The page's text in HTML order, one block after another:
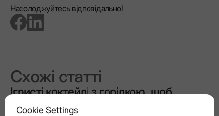
Cookie Settings
Насолоджуйтесь відповідально!
go to facebook page go to linkedin page
Схожі статті
Ігристі коктейлі з горілкою, щоб
зустріти Новий рік стильно